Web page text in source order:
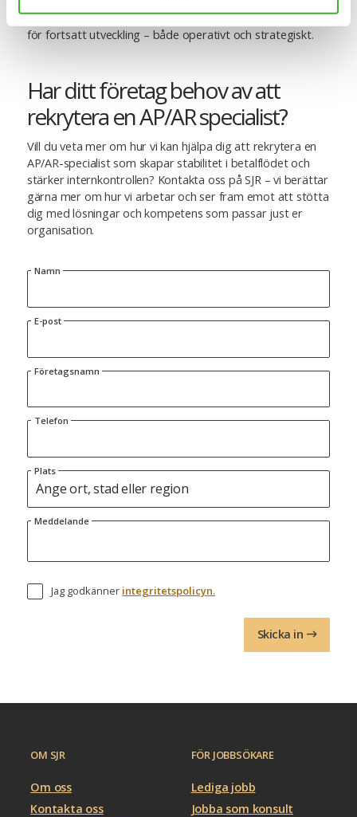
interna och externa flöden gör att rollen ger en god grund
för fortsatt utveckling – både operativt och strategiskt.
Har ditt företag behov av att
rekrytera en AP/AR specialist?
Vill du veta mer om hur vi kan hjälpa dig att rekrytera en
AP/AR-specialist som skapar stabilitet i betalflödet och
stärker internkontrollen? Kontakta oss på SJR – vi berättar
gärna mer om hur vi arbetar och ser fram emot att stötta
dig med lösningar och kompetens som passar just er
organisation.
Namn
E-post
Företagsnamn
Telefon
Plats
Meddelande
Jag godkänner integritetspolicyn.
Skicka in
OM SJR
Om oss
Kontakta oss
FÖR JOBBSÖKARE
Lediga jobb
Jobba som konsult